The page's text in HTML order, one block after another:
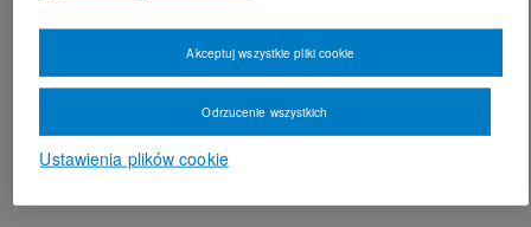
Ustawienia plików cookie
Odrzucenie wszystkich
Akceptuj wszystkie pliki cookie